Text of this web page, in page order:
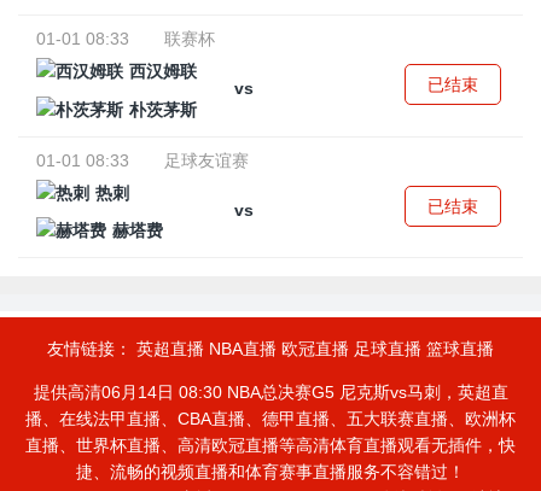
01-01 08:33
联赛杯
西汉姆联
vs
朴茨茅斯
已结束
01-01 08:33
足球友谊赛
热刺
vs
赫塔费
已结束
友情链接： 英超直播 NBA直播 欧冠直播 足球直播 篮球直播
提供高清06月14日 08:30 NBA总决赛G5 尼克斯vs马刺，英超直
播、在线法甲直播、CBA直播、德甲直播、五大联赛直播、欧洲杯
直播、世界杯直播、高清欧冠直播等高清体育直播观看无插件，快
捷、流畅的视频直播和体育赛事直播服务不容错过！